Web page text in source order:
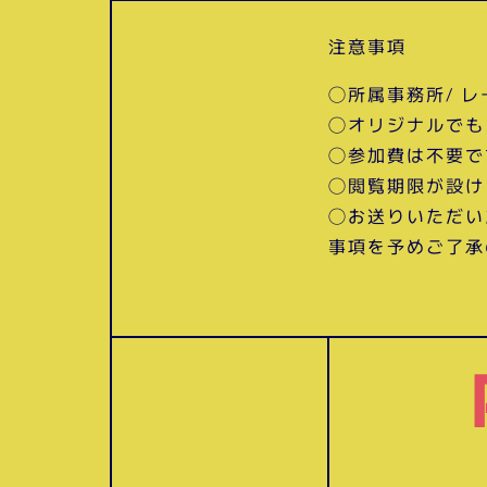
注意事項
◯所属事務所/ レ
◯オリジナルで
◯参加費は不要
◯閲覧期限が設け
◯お送りいただい
事項を予めご了